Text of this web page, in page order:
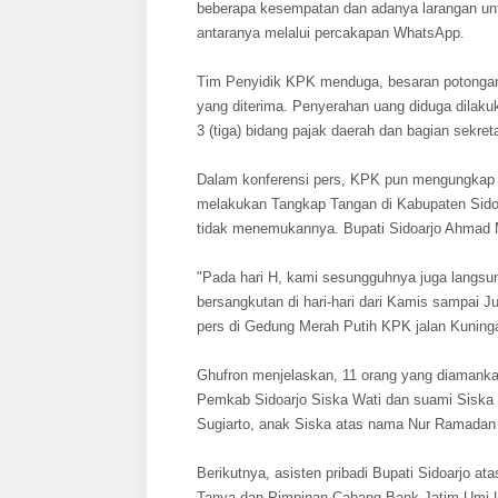
beberapa kesempatan dan adanya larangan
antaranya melalui percakapan WhatsApp.
Tim Penyidik KPK menduga, besaran
yang diterima. Penyerahan uang diduga
3 (tiga) bidang pajak daerah dan bagian
Dalam konferensi pers, KPK pun
melakukan Tangkap Tangan di Kabupaten
tidak menemukannya. Bupati Sidoarjo
"Pada hari H, kami sesungguhnya juga
bersangkutan di hari-hari dari Kamis sampai
pers di Gedung Merah Putih KPK jalan
Ghufron menjelaskan, 11 orang yang
Pemkab Sidoarjo Siska Wati dan suami
Sugiarto, anak Siska atas nama Nur
Berikutnya, asisten pribadi Bupati Sidoarjo